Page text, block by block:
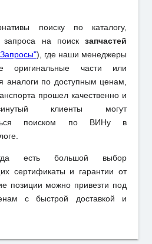
поиску по каталогу,
запроса на поиск запчастей
), где наши менеджеры
оригинальные части или
аналоги по доступным ценам,
прошел качественно и
клиенты могут
поиском по ВИНу в
есть большой выбор
сертификаты и гарантии от
позиции можно привезти под
с быстрой доставкой и